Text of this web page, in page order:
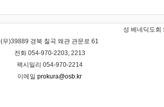
성 베네딕도회
(우)39889 경북 칠곡 왜관 관문로 61
전화 054-970-2203, 2213
팩시밀리 054-970-2214
이메일 prokura@osb.kr